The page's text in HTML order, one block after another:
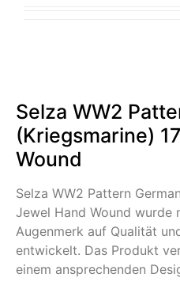
Selza WW2
(Kriegsmarine)
Wound
Selza WW2 Pattern
Jewel Hand Wound wurde
Augenmerk auf Qualität
entwickelt. Das Produkt
einem ansprechenden